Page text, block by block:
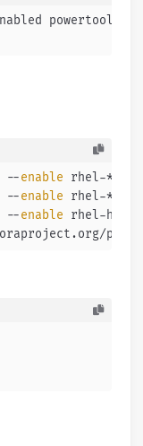
powertools
--enable rhel-*-
--
enable rhel-*-
--
enable rhel-ha-
pub/